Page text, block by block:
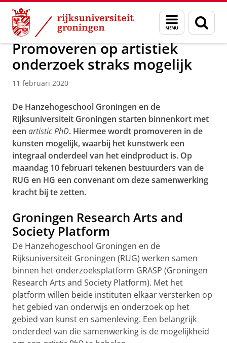
Skip
Content
Skip
Navigation
Menu
en
zoeken
Over ons Actueel
Promoveren op artistiek
onderzoek straks mogelijk
11 februari 2020
De Hanzehogeschool Groningen en de
Rijksuniversiteit Groningen starten binnenkort met
een artistic PhD. Hiermee wordt promoveren in de
kunsten mogelijk, waarbij het kunstwerk een
integraal onderdeel van het eindproduct is. Op
maandag 10 februari tekenen bestuurders van de
RUG en HG een convenant om deze samenwerking
kracht bij te zetten.
Groningen Research Arts and
Society Platform
De Hanzehogeschool Groningen en de
Rijksuniversiteit Groningen (RUG) werken samen
binnen het onderzoeksplatform GRASP (Groningen
Research Arts and Society Platform). Met het
platform willen beide instituten elkaar versterken op
het gebied van onderwijs en onderzoek op het
gebied van kunst en samenleving. Een belangrijk
onderdeel van die samenwerking is de mogelijkheid